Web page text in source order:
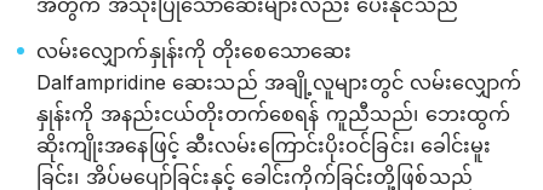
အတွက် အသုံးပြုသောဆေးများလည်း ပေးနိုင်သည်
လမ်းလျှောက်နှုန်းကို တိုးစေသောဆေး
Dalfampridine ဆေးသည် အချို့လူများတွင် လမ်းလျှောက်
နှုန်းကို အနည်းငယ်တိုးတက်စေရန် ကူညီသည်၊ ဘေးထွက်
ဆိုးကျိုးအနေဖြင့် ဆီးလမ်းကြောင်းပိုးဝင်ခြင်း၊ ခေါင်းမူး
ခြင်း၊ အိပ်မပျော်ခြင်းနှင့် ခေါင်းကိုက်ခြင်းတို့ဖြစ်သည်